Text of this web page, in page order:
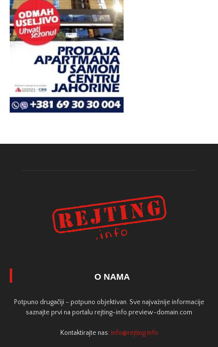
O NAMA
Potpuno drugačiji - potpuno objektivan. Sve najvažnije informacije
saznajte prvi na portalu rejting-info.preview-domain.com
Kontaktirajte nas: info@rejting.info